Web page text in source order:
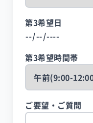
第3希望日
第3希望時間帯
ご要望・ご質問